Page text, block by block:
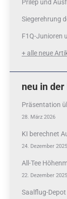
Prilep und
Siegerehrung
F1Q-Junioren
+ alle neue
neu in
Präsentation
28. März 2026
KI berechnet
24. Dezember 2025
All-Tee
22. Dezember 2025
Saalflug-